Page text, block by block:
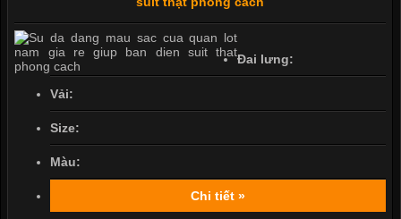
Đai lưng:
Vải:
Size:
Màu:
Chi tiết »